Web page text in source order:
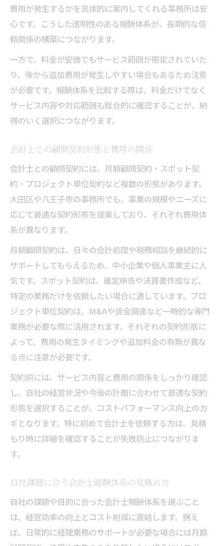
費用が発生するかを具体的に案内してくれる事務所は安
心です。こうした透明性のある報酬体系が、長期的な信
頼関係の構築につながります。
一方で、料金が安価でもサービス範囲が限定されていた
り、後から追加費用が発生しやすい場合もあるため注意
が必要です。報酬体系を比較する際は、料金だけでなく
サービス内容や対応範囲も総合的に確認することが、納
得のいく選択につながります。
会計士との顧問契約形態と費用の関係
会計士との顧問契約には、月額顧問契約・スポット契
約・プロジェクト単位契約など複数の形態があります。
大田区や八王子市の事務所でも、事業の規模やニーズに
応じて最適な契約形態を提案しており、それぞれ費用体
系が異なります。
月額顧問契約は、日々の会計処理や税務相談を継続的に
サポートしてもらえるため、中小企業や個人事業主に人
気です。スポット契約は、確定申告や決算書作成など、
特定の業務だけを依頼したい場合に適しています。プロ
ジェクト単位契約は、M&Aや資金調達など一時的な専門
業務が必要な際に活用されます。それぞれの契約形態に
よって、費用の発生タイミングや追加料金の有無が異な
る点に注意が必要です。
契約前には、サービス内容と費用の関係をしっかり確認
し、自社の経営状況や今後の計画に合わせて最適な契約
形態を選択することが、コストパフォーマンス向上のカ
ギとなります。特に初めて会計士を依頼する方は、見積
もり時に詳細を確認することが失敗防止につながりま
す。
自社課題に合う会計士報酬体系の見極め方
自社の課題や目的に合った会計士報酬体系を選ぶこと
は、経営効率の向上とコスト削減に直結します。例え
ば、日常的に経理業務のサポートが必要な場合には月額